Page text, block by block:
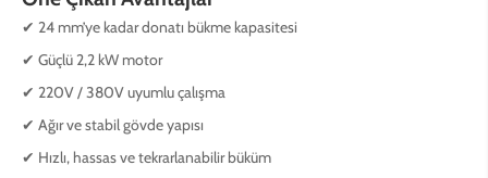
✔ 24 mm’ye kadar donatı bükme kapasitesi
✔ Güçlü 2,2 kW motor
✔ 220V / 380V uyumlu çalışma
✔ Ağır ve stabil gövde yapısı
✔ Hızlı, hassas ve tekrarlanabilir büküm